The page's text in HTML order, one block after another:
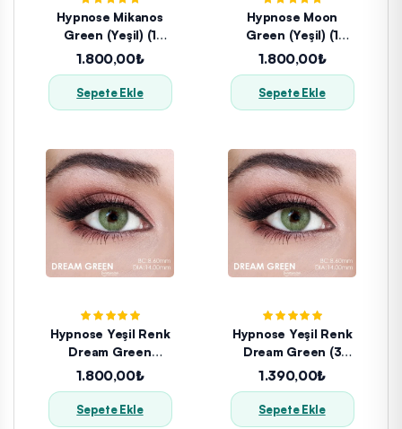
Hypnose Mikanos
Green (Yeşil) (1
Yıllık)
1.800,00₺
Sepete Ekle
Hypnose Moon
Green (Yeşil) (1
Yıllık)
1.800,00₺
Sepete Ekle
Hypnose Yeşil Renk
Dream Green
(1YILLIK)
1.800,00₺
Sepete Ekle
Hypnose Yeşil Renk
Dream Green (3
Aylık)
1.390,00₺
Sepete Ekle